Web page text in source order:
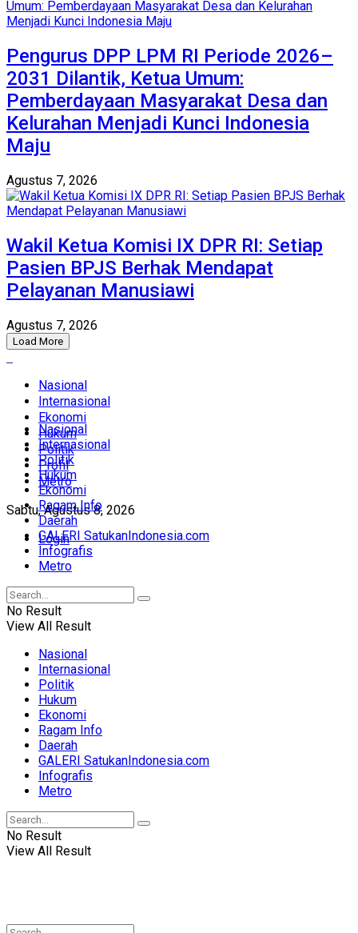
Pengurus DPP LPM RI Periode 2026–
2031 Dilantik, Ketua Umum:
Pemberdayaan Masyarakat Desa dan
Kelurahan Menjadi Kunci Indonesia
Maju
Agustus 7, 2026
Wakil Ketua Komisi IX DPR RI: Setiap
Pasien BPJS Berhak Mendapat
Pelayanan Manusiawi
Agustus 7, 2026
Load More
Nasional
Internasional
Ekonomi
Hukum
Politik
Profil
Metro
Sabtu, Agustus 8, 2026
Login
Nasional
Internasional
Politik
Hukum
Ekonomi
Ragam Info
Daerah
GALERI SatukanIndonesia.com
Infografis
Metro
No Result
View All Result
Nasional
Internasional
Politik
Hukum
Ekonomi
Ragam Info
Daerah
GALERI SatukanIndonesia.com
Infografis
Metro
No Result
View All Result